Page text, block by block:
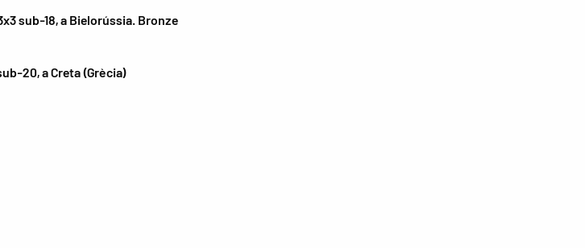
sub-18, a Bielorússia. Bronze
20, a Creta (Grècia)